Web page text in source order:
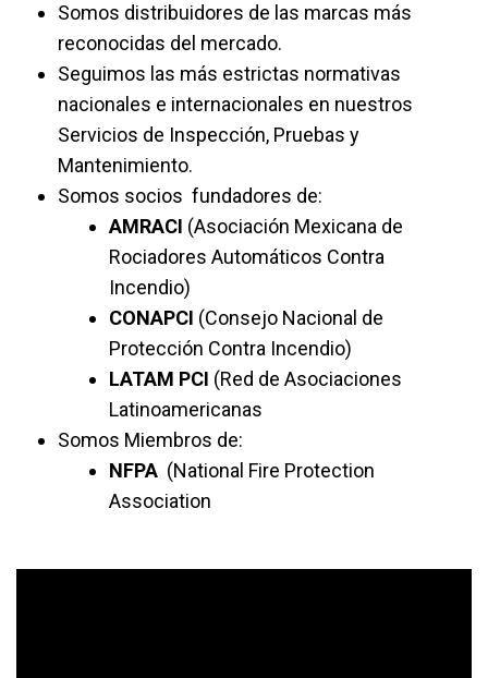
Somos distribuidores de las marcas más
reconocidas del mercado.
Seguimos las más estrictas normativas
nacionales e internacionales en nuestros
Servicios de Inspección, Pruebas y
Mantenimiento.
Somos socios fundadores de:
AMRACI (Asociación Mexicana de
Rociadores Automáticos Contra
Incendio)
CONAPCI (Consejo Nacional de
Protección Contra Incendio)
LATAM PCI (Red de Asociaciones
Latinoamericanas
Somos Miembros de:
NFPA (National Fire Protection
Association